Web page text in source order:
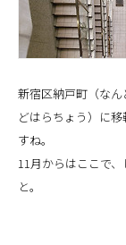
新宿区納戸町（な
どはらちょう）に
すね。
11月からはここで
と。